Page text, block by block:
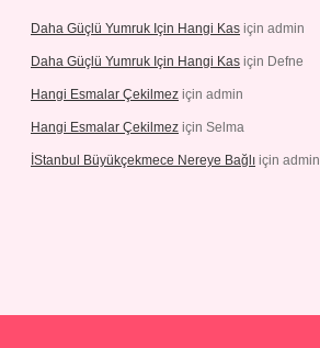
Daha Güçlü Yumruk Için Hangi Kas için admin
Daha Güçlü Yumruk Için Hangi Kas için Defne
Hangi Esmalar Çekilmez için admin
Hangi Esmalar Çekilmez için Selma
İStanbul Büyükçekmece Nereye Bağlı için admin